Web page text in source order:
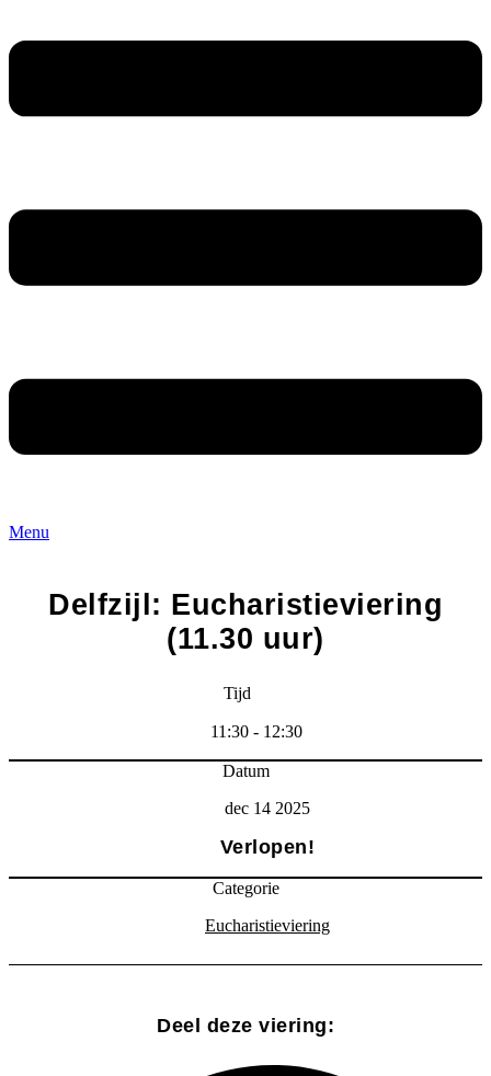
Menu
Delfzijl: Eucharistieviering
(11.30 uur)
Tijd
11:30 - 12:30
Datum
dec 14 2025
Verlopen!
Categorie
Eucharistieviering
Deel deze viering: